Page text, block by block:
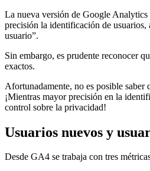
La nueva versión de Google
precisión la identificación de usuarios,
usuario”.
Sin embargo, es prudente reconocer
exactos.
Afortunadamente, no es posible saber
¡Mientras mayor precisión en la
control sobre la privacidad!
Usuarios nuevos y
Desde GA4 se trabaja con tres